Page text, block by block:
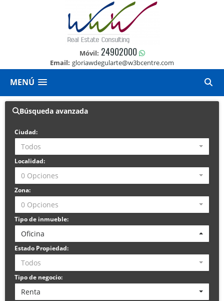
Móvil: 24902000
Email: gloriawdegularte@w3bcentre.com
MENÚ
Búsqueda avanzada
Ciudad:
Todos
Localidad:
0 Opciones
Zona:
0 Opciones
Tipo de inmueble:
Oficina
Estado Propiedad:
Todos
Tipo de negocio:
Renta